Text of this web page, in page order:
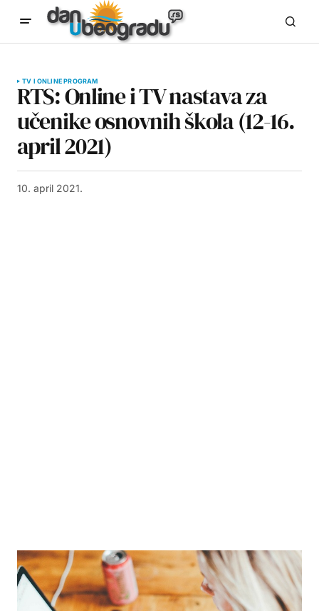
TV I ONLINE PROGRAM
RTS: Online i TV nastava za
učenike osnovnih škola (12-16.
april 2021)
10. april 2021.